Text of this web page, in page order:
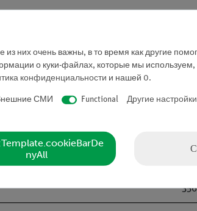
них очень важны, в то время как другие
о куки-файлах, которые мы используем,
конфиденциальности и нашей 0.
СМИ Functional Другие настройки
nyAll